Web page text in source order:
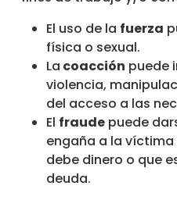
El uso de la fuerza
física o sexual.
La coacción puede
violencia,
del acceso a las
El fraude puede
engaña a la
debe dinero o que
deuda.